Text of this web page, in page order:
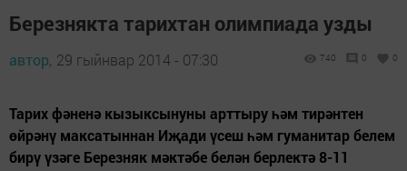
Березнякта тарихтан олимпиада узды
автор, 29 гыйнвар 2014 - 07:30 740 0 0
Тарих фәненә кызыксынуны арттыру һәм тирәнтен
өйрәнү максатыннан Иҗади үсеш һәм гуманитар белем
бирү үзәге Березняк мәктәбе белән берлектә 8-11